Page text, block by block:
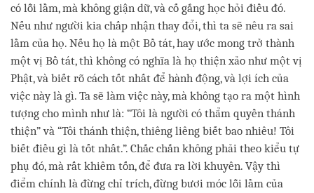
có lỗi lầm, mà không giận dữ, và cố gắng học hỏi điều đó.
Nếu như người kia chấp nhận thay đổi, thì ta sẽ nêu ra sai
lầm của họ. Nếu họ là một Bồ tát, hay ước mong trở thành
một vị Bồ tát, thì không có nghĩa là họ thiện xảo như một vị
Phật, và biết rõ cách tốt nhất để hành động, và lợi ích của
việc này là gì. Ta sẽ làm việc này, mà không tạo ra một hình
tượng cho mình như là: “Tôi là người có thẩm quyền thánh
thiện” và “Tôi thánh thiện, thiêng liêng biết bao nhiêu! Tôi
biết điều gì là tốt nhất.”. Chắc chắn không phải theo kiểu tự
phụ đó, mà rất khiêm tốn, để đưa ra lời khuyên. Vậy thì
điểm chính là đừng chỉ trích, đừng bươi móc lỗi lầm của